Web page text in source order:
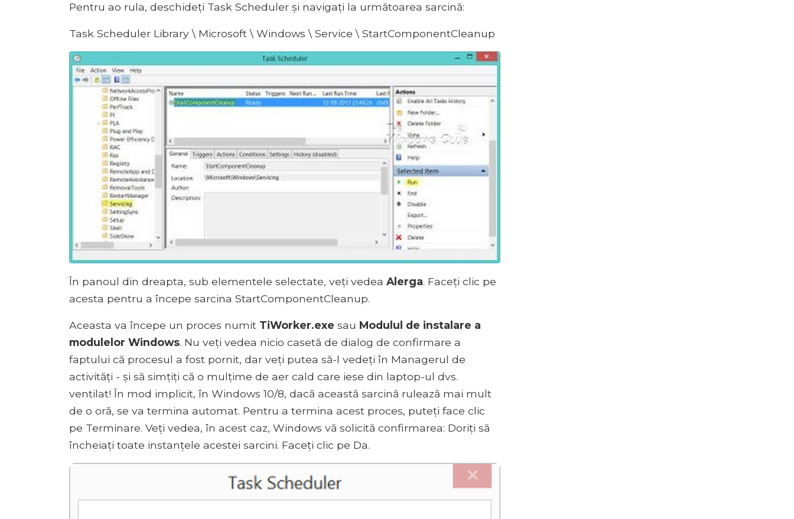
Pentru ao rula, deschideți Task Scheduler și navigați la următoarea sarcină:
Task Scheduler Library \ Microsoft \ Windows \ Service \ StartComponentCleanup
În panoul din dreapta, sub elementele selectate, veți vedea Alerga. Faceți clic pe
acesta pentru a începe sarcina StartComponentCleanup.
Aceasta va începe un proces numit TiWorker.exe sau Modulul de instalare a
modulelor Windows. Nu veți vedea nicio casetă de dialog de confirmare a
faptului că procesul a fost pornit, dar veți putea să-l vedeți în Managerul de
activități - și să simțiți că o mulțime de aer cald care iese din laptop-ul dvs.
ventilat! În mod implicit, în Windows 10/8, dacă această sarcină rulează mai mult
de o oră, se va termina automat. Pentru a termina acest proces, puteți face clic
pe Terminare. Veți vedea, în acest caz, Windows vă solicită confirmarea: Doriți să
încheiați toate instanțele acestei sarcini. Faceți clic pe Da.